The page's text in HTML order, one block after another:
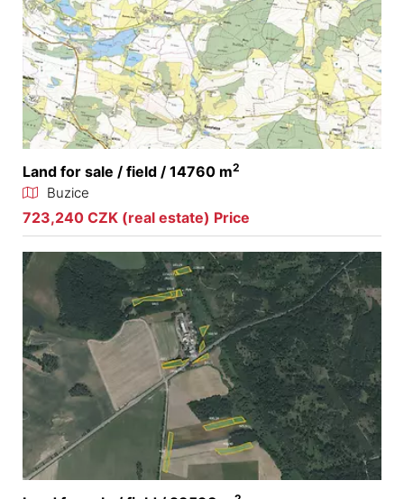
Land for sale / field / 14760 m2
Buzice
723,240 CZK (real estate) Price